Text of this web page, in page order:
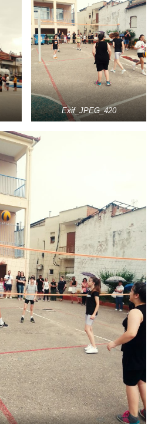
Exif_JPEG_420